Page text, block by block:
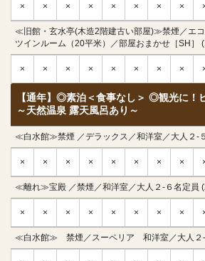
× × × × × × × ×
≪旧館・玄水亭(木造2階建古い部屋)≫禁煙／エ
ツインルーム（20平米）／部屋おまかせ［SH］
× × × × × × × ×
【通年】◎素泊＜食事なし＞ ◎観光に！
～天然温泉 露天風呂あり～
≪白水館≫禁煙 ／デラックス／和洋室／大人２-
× × × × × × × ×
≪離れ≫宝殿 ／禁煙／和洋室／大人２-６名定員
× × × × × × × ×
≪白水館≫ 禁煙／スーペリア 和洋室／大人２-